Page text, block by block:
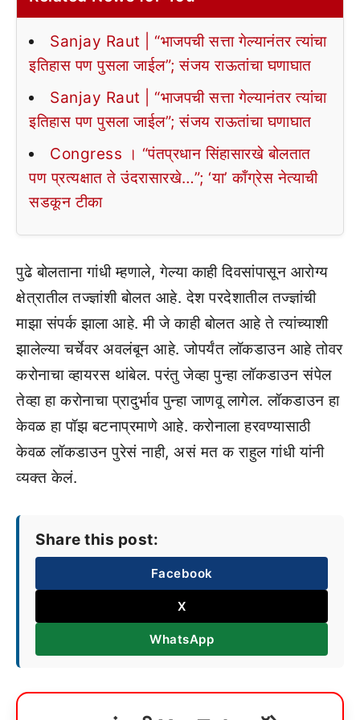
Sanjay Raut | “भाजपची सत्ता गेल्यानंतर त्यांचा
इतिहास पण पुसला जाईल”; संजय राऊतांचा घणाघात
Sanjay Raut | “भाजपची सत्ता गेल्यानंतर त्यांचा
इतिहास पण पुसला जाईल”; संजय राऊतांचा घणाघात
Congress । “पंतप्रधान सिंहासारखे बोलतात
पण प्रत्यक्षात ते उंदरासारखे…”; ‘या’ काँग्रेस नेत्याची
सडकून टीका
पुढे बोलताना गांधी म्हणाले, गेल्या काही दिवसांपासून आरोग्य
क्षेत्रातील तज्ज्ञांशी बोलत आहे. देश परदेशातील तज्ज्ञांची
माझा संपर्क झाला आहे. मी जे काही बोलत आहे ते त्यांच्याशी
झालेल्या चर्चेवर अवलंबून आहे. जोपर्यंत लॉकडाउन आहे तोवर
करोनाचा व्हायरस थांबेल. परंतु जेव्हा पुन्हा लॉकडाउन संपेल
तेव्हा हा करोनाचा प्रादुर्भाव पुन्हा जाणवू लागेल. लॉकडाउन हा
केवळ हा पॉझ बटनाप्रमाणे आहे. करोनाला हरवण्यासाठी
केवळ लॉकडाउन पुरेसं नाही, असं मत क राहुल गांधी यांनी
व्यक्त केलं.
Share this post:
Facebook
X
WhatsApp